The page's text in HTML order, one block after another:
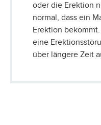
oder die Erektion
normal, dass ein
Erektion
eine
über längere Zeit